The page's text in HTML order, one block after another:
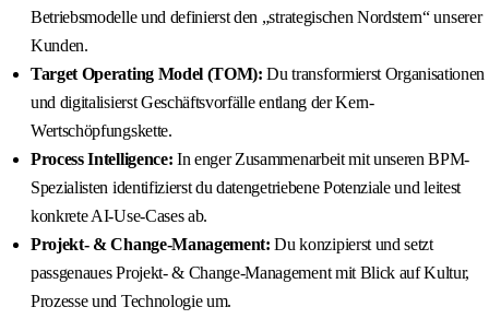
Betriebsmodelle und definierst den „strategischen Nordstern“ unserer
Kunden.
Target Operating Model (TOM): Du transformierst Organisationen
und digitalisierst Geschäftsvorfälle entlang der Kern-
Wertschöpfungskette.
Process Intelligence: In enger Zusammenarbeit mit unseren BPM-
Spezialisten identifizierst du datengetriebene Potenziale und leitest
konkrete AI-Use-Cases ab.
Projekt- & Change-Management: Du konzipierst und setzt
passgenaues Projekt- & Change-Management mit Blick auf Kultur,
Prozesse und Technologie um.